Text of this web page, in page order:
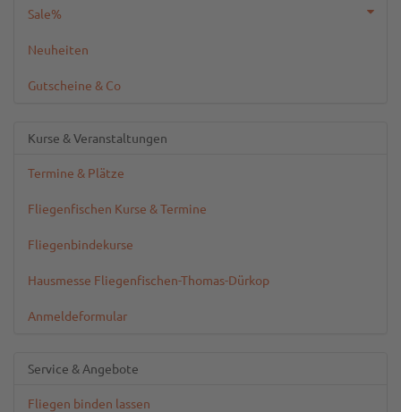
Sale%
Neuheiten
Gutscheine & Co
Kurse & Veranstaltungen
Termine & Plätze
Fliegenfischen Kurse & Termine
Fliegenbindekurse
Hausmesse Fliegenfischen-Thomas-Dürkop
Anmeldeformular
Service & Angebote
Fliegen binden lassen